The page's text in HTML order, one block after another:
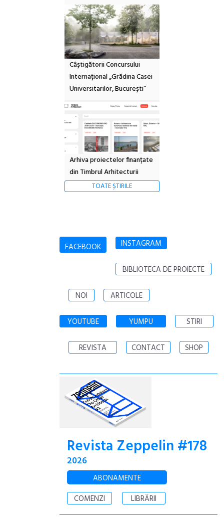
Câștigătorii Concursului
Internațional „Grădina Casei
Universitarilor, București”
Arhiva proiectelor finanțate
din Timbrul Arhitecturii
TOATE ȘTIRILE
FACEBOOK INSTAGRAM
BIBLIOTECA DE PROIECTE
NOI ARTICOLE
YOUTUBE YUMPU STIRI
REVISTA CONTACT SHOP
Revista Zeppelin #178
2026
ABONAMENTE
COMENZI
LIBRĂRII